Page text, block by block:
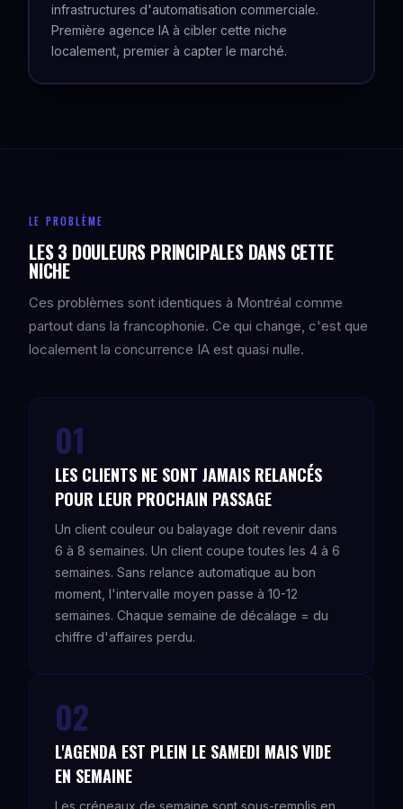
infrastructures d'automatisation commerciale.
Première agence IA à cibler cette niche
localement, premier à capter le marché.
LE PROBLÈME
LES 3 DOULEURS PRINCIPALES DANS CETTE
NICHE
Ces problèmes sont identiques à Montréal comme
partout dans la francophonie. Ce qui change, c'est que
localement la concurrence IA est quasi nulle.
01
LES CLIENTS NE SONT JAMAIS RELANCÉS
POUR LEUR PROCHAIN PASSAGE
Un client couleur ou balayage doit revenir dans
6 à 8 semaines. Un client coupe toutes les 4 à 6
semaines. Sans relance automatique au bon
moment, l'intervalle moyen passe à 10-12
semaines. Chaque semaine de décalage = du
chiffre d'affaires perdu.
02
L'AGENDA EST PLEIN LE SAMEDI MAIS VIDE
EN SEMAINE
Les créneaux de semaine sont sous-remplis en